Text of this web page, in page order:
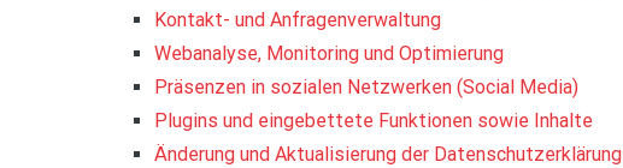
Kontakt- und Anfragenverwaltung
Webanalyse, Monitoring und Optimierung
Präsenzen in sozialen Netzwerken (Social Media)
Plugins und eingebettete Funktionen sowie Inhalte
Änderung und Aktualisierung der Datenschutzerklärung